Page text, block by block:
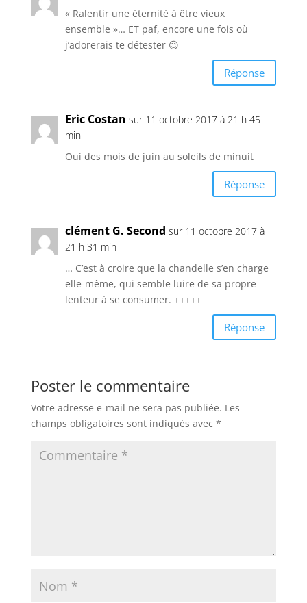
« Ralentir une éternité à être vieux
ensemble »… ET paf, encore une fois où
j’adorerais te détester 😉
Réponse
Eric Costan sur 11 octobre 2017 à 21 h 45
min
Oui des mois de juin au soleils de minuit
Réponse
clément G. Second sur 11 octobre 2017 à
21 h 31 min
… C’est à croire que la chandelle s’en charge
elle-même, qui semble luire de sa propre
lenteur à se consumer. +++++
Réponse
Poster le commentaire
Votre adresse e-mail ne sera pas publiée. Les
champs obligatoires sont indiqués avec *